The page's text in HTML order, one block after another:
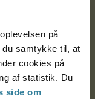
på
samtykke til, at
cookies på
af statistik. Du
side om